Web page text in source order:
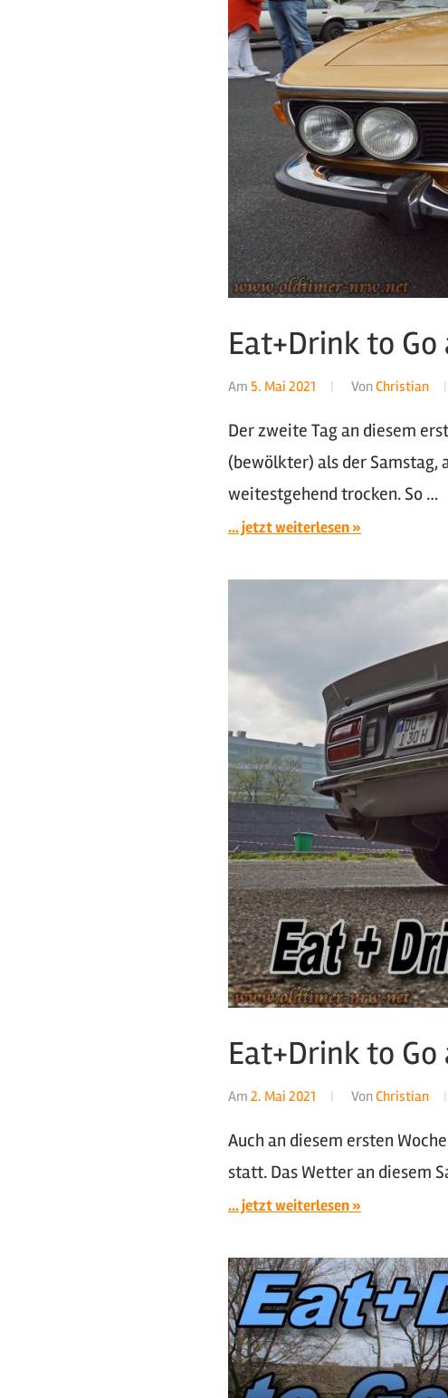
Eat+Drink to
Am 5. Mai 2021 VonChristian
Der zweite Tag an diesem
(bewölkter) als der Samstag,
weitestgehend trocken. So …
... jetzt weiterlesen
Eat+Drink to Go
Am 2. Mai 2021 VonChristian
Auch an diesem ersten
statt. Das Wetter an diesem
... jetzt weiterlesen